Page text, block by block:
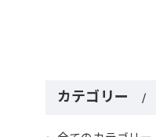
カテゴリー